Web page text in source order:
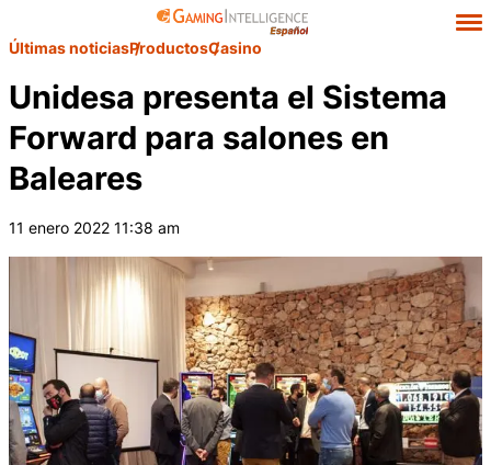
Últimas noticiasProductosCasino
Unidesa presenta el Sistema
Forward para salones en
Baleares
11 enero 2022 11:38 am